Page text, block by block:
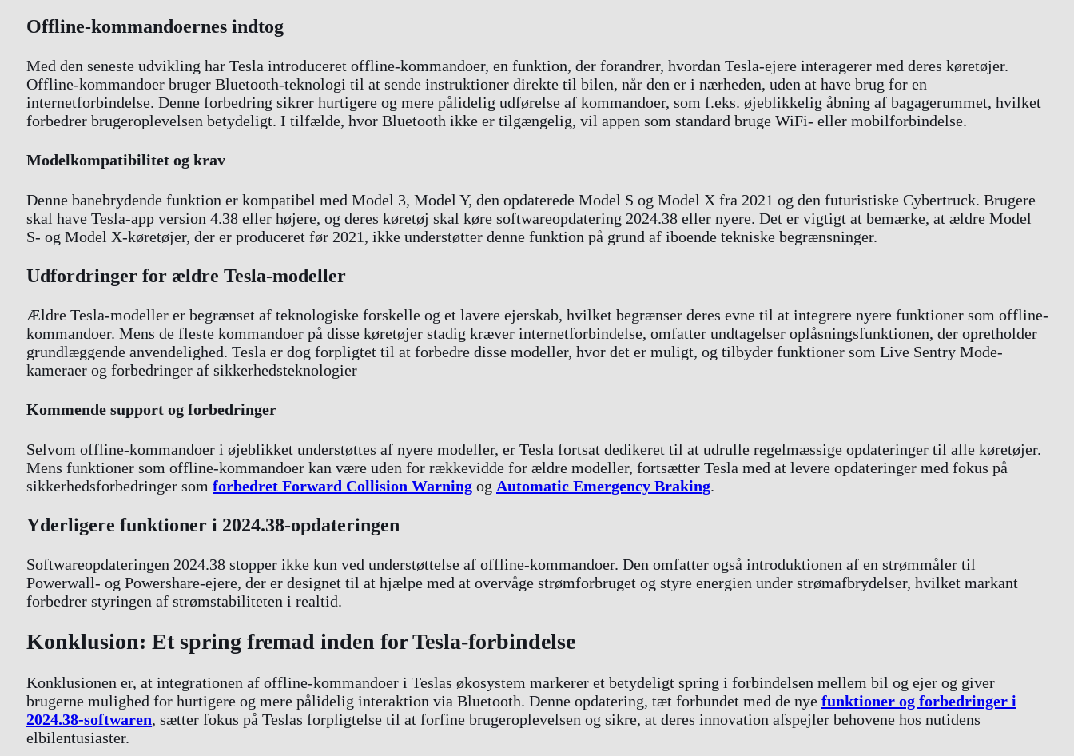
Offline-kommandoernes indtog
Med den seneste udvikling har Tesla introduceret offline-kommandoer, en funktion, der forandrer, hvordan Tesla-ejere interagerer med deres køretøjer.
Offline-kommandoer bruger Bluetooth-teknologi til at sende instruktioner direkte til bilen, når den er i nærheden, uden at have brug for en
internetforbindelse. Denne forbedring sikrer hurtigere og mere pålidelig udførelse af kommandoer, som f.eks. øjeblikkelig åbning af bagagerummet, hvilket
forbedrer brugeroplevelsen betydeligt. I tilfælde, hvor Bluetooth ikke er tilgængelig, vil appen som standard bruge WiFi- eller mobilforbindelse.
Modelkompatibilitet og krav
Denne banebrydende funktion er kompatibel med Model 3, Model Y, den opdaterede Model S og Model X fra 2021 og den futuristiske Cybertruck. Brugere
skal have Tesla-app version 4.38 eller højere, og deres køretøj skal køre softwareopdatering 2024.38 eller nyere. Det er vigtigt at bemærke, at ældre Model
S- og Model X-køretøjer, der er produceret før 2021, ikke understøtter denne funktion på grund af iboende tekniske begrænsninger.
Udfordringer for ældre Tesla-modeller
Ældre Tesla-modeller er begrænset af teknologiske forskelle og et lavere ejerskab, hvilket begrænser deres evne til at integrere nyere funktioner som offline-
kommandoer. Mens de fleste kommandoer på disse køretøjer stadig kræver internetforbindelse, omfatter undtagelser oplåsningsfunktionen, der opretholder
grundlæggende anvendelighed. Tesla er dog forpligtet til at forbedre disse modeller, hvor det er muligt, og tilbyder funktioner som Live Sentry Mode-
kameraer og forbedringer af sikkerhedsteknologier
Kommende support og forbedringer
Selvom offline-kommandoer i øjeblikket understøttes af nyere modeller, er Tesla fortsat dedikeret til at udrulle regelmæssige opdateringer til alle køretøjer.
Mens funktioner som offline-kommandoer kan være uden for rækkevidde for ældre modeller, fortsætter Tesla med at levere opdateringer med fokus på
sikkerhedsforbedringer som forbedret Forward Collision Warning og Automatic Emergency Braking.
Yderligere funktioner i 2024.38-opdateringen
Softwareopdateringen 2024.38 stopper ikke kun ved understøttelse af offline-kommandoer. Den omfatter også introduktionen af en strømmåler til
Powerwall- og Powershare-ejere, der er designet til at hjælpe med at overvåge strømforbruget og styre energien under strømafbrydelser, hvilket markant
forbedrer styringen af strømstabiliteten i realtid.
Konklusion: Et spring fremad inden for Tesla-forbindelse
Konklusionen er, at integrationen af offline-kommandoer i Teslas økosystem markerer et betydeligt spring i forbindelsen mellem bil og ejer og giver
brugerne mulighed for hurtigere og mere pålidelig interaktion via Bluetooth. Denne opdatering, tæt forbundet med de nye funktioner og forbedringer i
2024.38-softwaren, sætter fokus på Teslas forpligtelse til at forfine brugeroplevelsen og sikre, at deres innovation afspejler behovene hos nutidens
elbilentusiaster.